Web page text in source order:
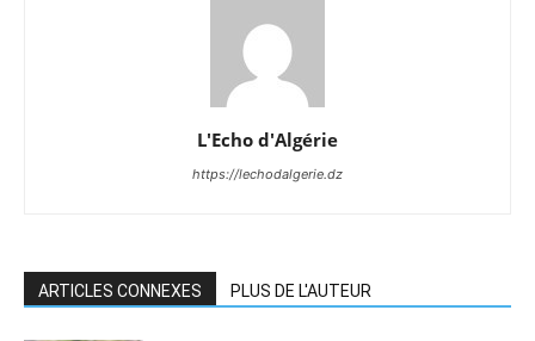
L'Echo d'Algérie
https://lechodalgerie.dz
ARTICLES CONNEXES PLUS DE L'AUTEUR